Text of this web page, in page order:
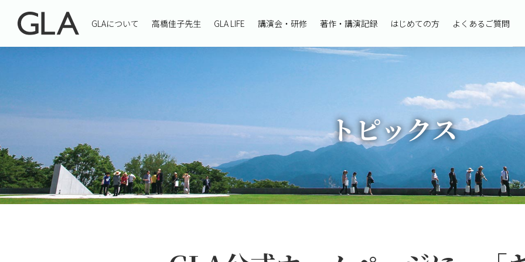
GLAについて 高橋佳子先生 GLA LIFE 講演会・研修 著作・講演記録 はじめての方 よくあるご質問
トピックス